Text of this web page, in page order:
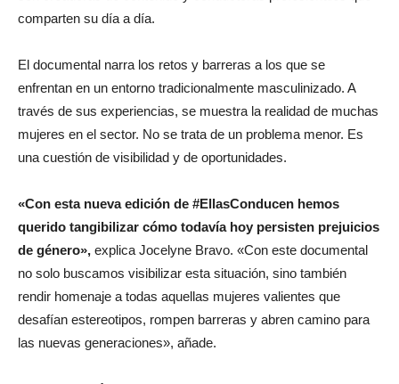
comparten su día a día.
El documental narra los retos y barreras a los que se
enfrentan en un entorno tradicionalmente masculinizado. A
través de sus experiencias, se muestra la realidad de muchas
mujeres en el sector. No se trata de un problema menor. Es
una cuestión de visibilidad y de oportunidades.
«Con esta nueva edición de #EllasConducen hemos
querido tangibilizar cómo todavía hoy persisten prejuicios
de género», explica Jocelyne Bravo. «Con este documental
no solo buscamos visibilizar esta situación, sino también
rendir homenaje a todas aquellas mujeres valientes que
desafían estereotipos, rompen barreras y abren camino para
las nuevas generaciones», añade.